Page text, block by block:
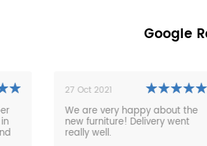
Google
27 Oct 2021
We are very happy about the
new furniture! Delivery went
really well.